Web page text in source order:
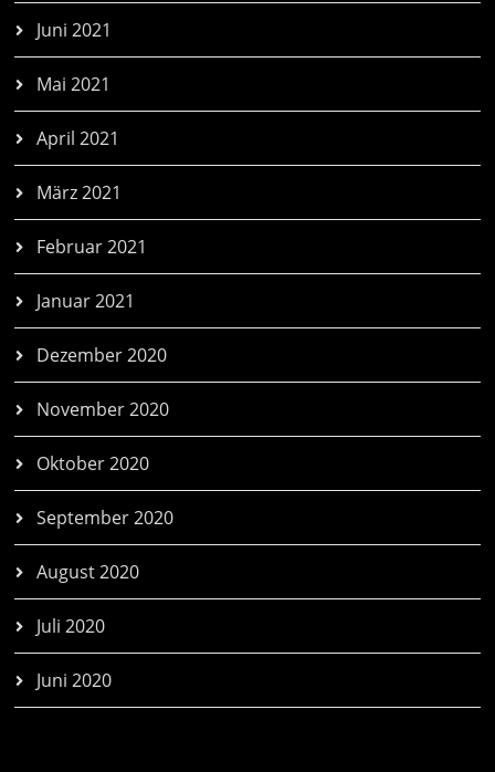
Juni 2021
Mai 2021
April 2021
März 2021
Februar 2021
Januar 2021
Dezember 2020
November 2020
Oktober 2020
September 2020
August 2020
Juli 2020
Juni 2020